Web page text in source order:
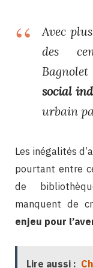
Avec
des
social
urbain
Les inégalités
pourtant entre
de
manquent de
enjeu pour
Lire aussi :